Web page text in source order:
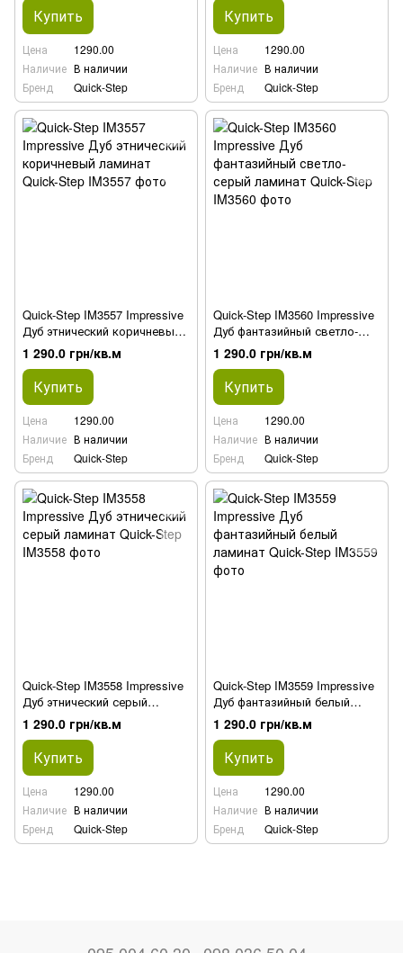
Купить
Цена
1290.00
Наличие В наличии
Бренд
Quick-Step
Купить
Цена
1290.00
Наличие В наличии
Бренд
Quick-Step
Quick-Step IM3557 Impressive
Дуб этнический коричневый
ламинат
1 290.0 грн/кв.м
Купить
Цена
1290.00
Наличие В наличии
Бренд
Quick-Step
Quick-Step IM3560 Impressive
Дуб фантазийный светло-
серый ламинат
1 290.0 грн/кв.м
Купить
Цена
1290.00
Наличие В наличии
Бренд
Quick-Step
Quick-Step IM3558 Impressive
Дуб этнический серый
ламинат
1 290.0 грн/кв.м
Купить
Цена
1290.00
Наличие В наличии
Бренд
Quick-Step
Quick-Step IM3559 Impressive
Дуб фантазийный белый
ламинат
1 290.0 грн/кв.м
Купить
Цена
1290.00
Наличие В наличии
Бренд
Quick-Step